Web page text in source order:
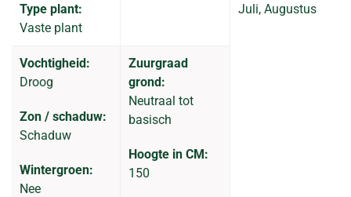
Type plant:
Vaste plant
Juli, Augustus
Vochtigheid:
Droog
Zon / schaduw:
Schaduw
Wintergroen:
Nee
Zuurgraad
grond:
Neutraal tot
basisch
Hoogte in CM:
150